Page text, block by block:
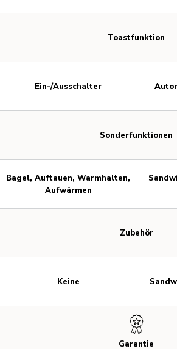
Toastfunktion
Sonderfunktionen
Zubehör
Garantie
Ein-/Ausschalter
Bagel, Auftauen, Warmhalten,
Aufwärmen
Keine